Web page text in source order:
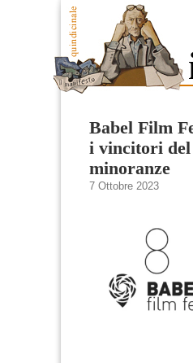
Babel Film
i vincitori del
minoranze
7 Ottobre 2023